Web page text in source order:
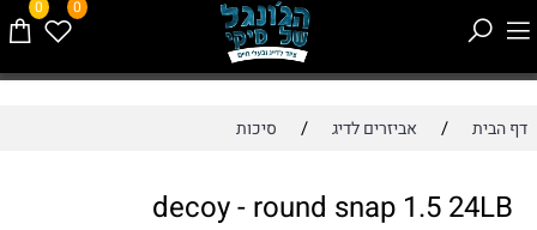
0 0
דף הבית / אביזרים לדיג / סיכות
decoy - round snap 1.5 24LB